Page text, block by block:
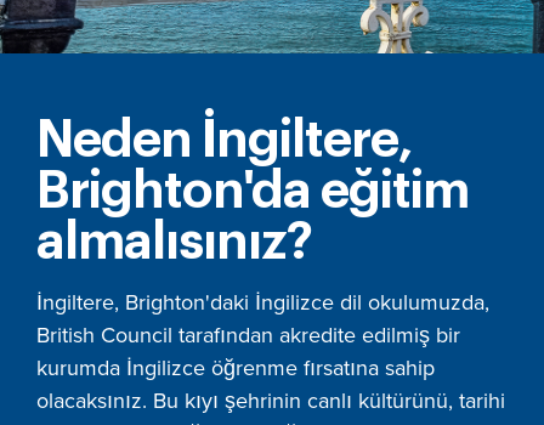
Neden İngiltere,
Brighton'da eğitim
almalısınız?
İngiltere, Brighton'daki İngilizce dil okulumuzda,
British Council tarafından akredite edilmiş bir
kurumda İngilizce öğrenme fırsatına sahip
olacaksınız. Bu kıyı şehrinin canlı kültürünü, tarihi